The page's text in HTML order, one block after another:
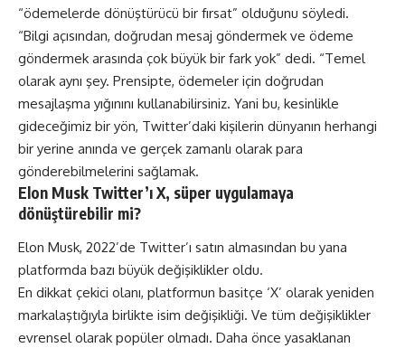
“ödemelerde dönüştürücü bir fırsat” olduğunu söyledi.
“Bilgi açısından, doğrudan mesaj göndermek ve ödeme
göndermek arasında çok büyük bir fark yok” dedi. “Temel
olarak aynı şey. Prensipte, ödemeler için doğrudan
mesajlaşma yığınını kullanabilirsiniz. Yani bu, kesinlikle
gideceğimiz bir yön, Twitter’daki kişilerin dünyanın herhangi
bir yerine anında ve gerçek zamanlı olarak para
gönderebilmelerini sağlamak.
Elon Musk Twitter’ı X, süper uygulamaya
dönüştürebilir mi?
Elon Musk, 2022’de Twitter’ı satın almasından bu yana
platformda bazı büyük değişiklikler oldu.
En dikkat çekici olanı, platformun basitçe ‘X’ olarak yeniden
markalaştığıyla birlikte isim değişikliği. Ve tüm değişiklikler
evrensel olarak popüler olmadı. Daha önce yasaklanan